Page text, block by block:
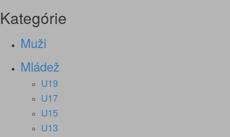
Kategórie
Muži
Mládež
U19
U17
U15
U13